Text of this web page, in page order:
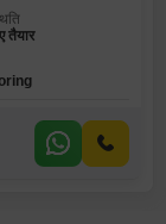
तैयार